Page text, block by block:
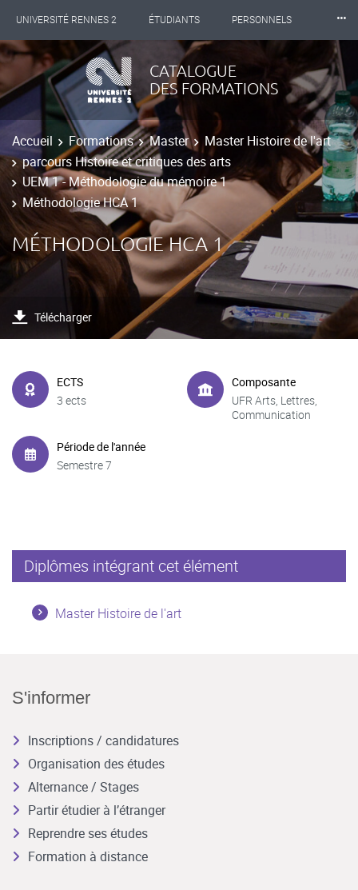
UNIVERSITÉ RENNES 2 ÉTUDIANTS PERSONNELS
INTERNATIONAL PROFESSIONNELS BIBLIOTHÈQUES
LES NOUVELLES DE RENNES 2
⸱⸱⸱
CATALOGUE
DES FORMATIONS
Accueil Formations Master
Master Histoire de l'art
parcours Histoire et critiques des arts
UEM 1 - Méthodologie du mémoire 1
Méthodologie HCA 1
MÉTHODOLOGIE HCA 1
Télécharger
ECTS
3 ects
Composante
UFR Arts, Lettres,
Communication
Période de l'année
Semestre 7
Diplômes intégrant cet élément
Master Histoire de l'art
S'informer
Inscriptions / candidatures
Organisation des études
Alternance / Stages
Partir étudier à l’étranger
Reprendre ses études
Formation à distance